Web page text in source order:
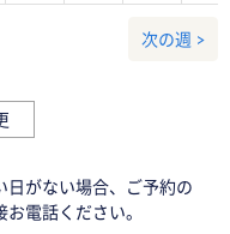
次の週 >
日がない場合、ご予約の
電話ください。